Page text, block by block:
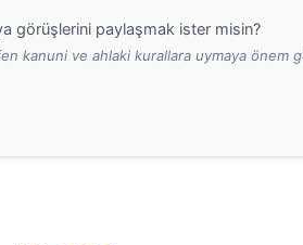
görüşlerini paylaşmak ister misin?
kanuni ve ahlaki kurallara uymaya önem